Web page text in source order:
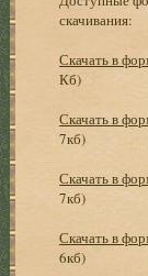
скачивания:
Скачать в
Кб)
Скачать в
7кб)
Скачать в
7кб)
Скачать в
6кб)